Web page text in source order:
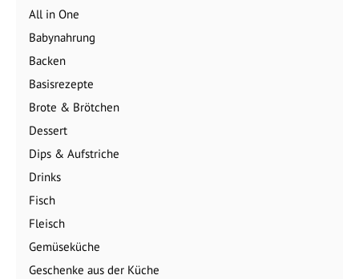
All in One
Babynahrung
Backen
Basisrezepte
Brote & Brötchen
Dessert
Dips & Aufstriche
Drinks
Fisch
Fleisch
Gemüseküche
Geschenke aus der Küche